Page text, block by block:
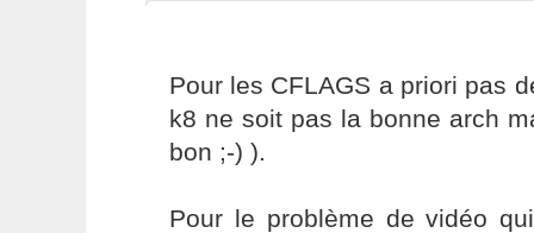
Pour les CFLAGS a priori pas
k8 ne soit pas la bonne arch
bon ;-) ).
Pour le problème de vidéo